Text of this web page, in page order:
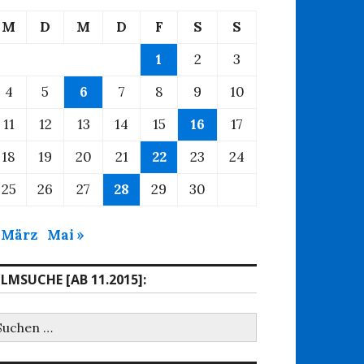
M D M D F S
S
1
2
3
4
5 6 7 8 9
10
11
12 13 14 15 16
17
18
19 20 21 22 23
24
25
26 27 28 29 30
März Mai »
[AB 11.2015]: